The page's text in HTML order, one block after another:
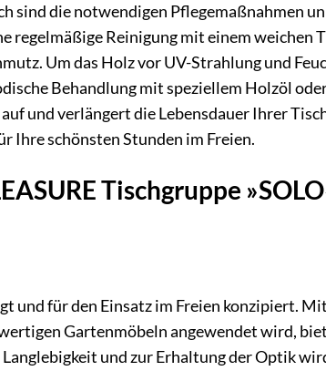
sind die notwendigen Pflegemaßnahmen
regelmäßige Reinigung mit einem weichen
Um das Holz vor UV-Strahlung und
Behandlung mit speziellem Holzöl
und verlängert die Lebensdauer Ihrer
Ihre schönsten Stunden im Freien.
Tischgruppe
und für den Einsatz im Freien konzipiert.
Gartenmöbeln angewendet wird,
und zur Erhaltung der Optik